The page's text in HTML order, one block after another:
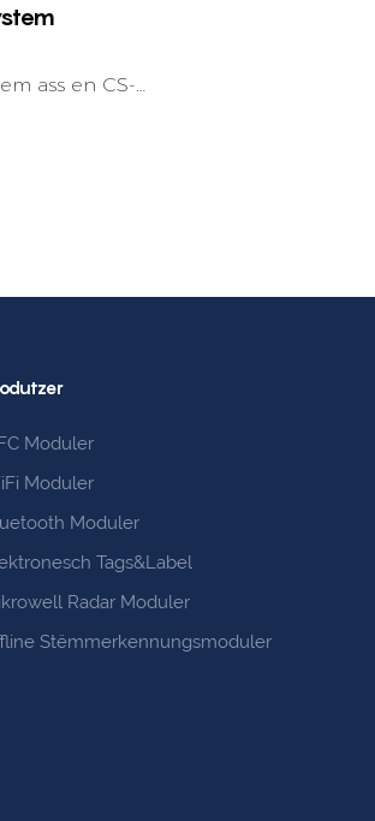
ass en CS-
Unreal
Moduler
Moduler
Moduler
Tags&Label
Radar Moduler
Stëmmerkennungsmoduler